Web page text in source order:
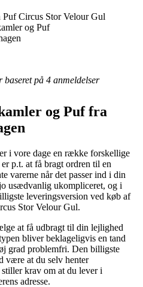
Puf Circus Stor Velour Gul
og Puf
baseret på 4 anmeldelser
og Puf fra
i vore dage en række forskellige
p.t. at få bragt ordren til en
varerne når det passer ind i din
usædvanlig ukompliceret, og i
leveringsversion ved køb af
Stor Velour Gul.
at få udbragt til din lejlighed
bliver beklageligvis en tand
grad problemfri. Den billigste
være at du selv henter
krav om at du lever i
adresse.